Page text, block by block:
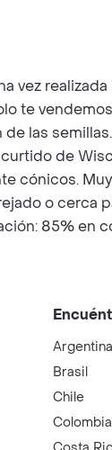
vez
te
de las
de
cónicos.
o
85%
Argentina
Brasil
Chile
Colombia